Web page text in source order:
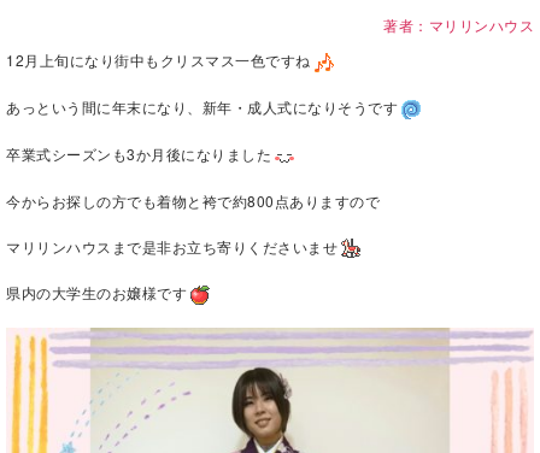
著者：マリリンハウス
12月上旬になり街中もクリスマス一色ですね
あっという間に年末になり、新年・成人式になりそうです
卒業式シーズンも3か月後になりました
今からお探しの方でも着物と袴で約800点ありますので
マリリンハウスまで是非お立ち寄りくださいませ
県内の大学生のお嬢様です